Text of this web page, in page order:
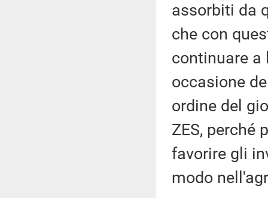
assorbiti da
che con
continuare a
occasione
ordine del
ZES, perché
favorire gli
modo